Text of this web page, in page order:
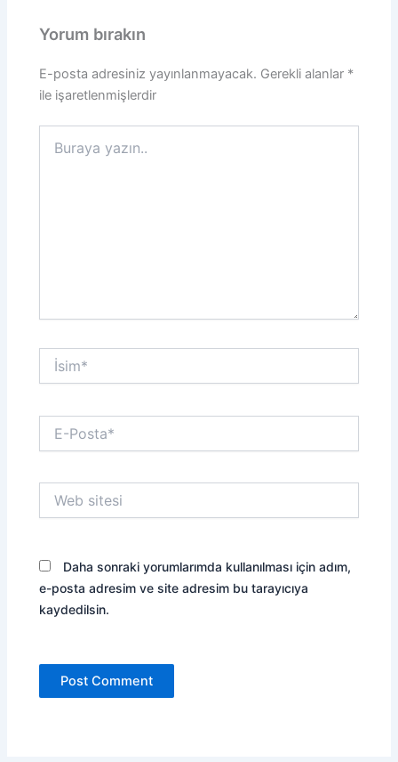
Yorum bırakın
E-posta adresiniz yayınlanmayacak. Gerekli alanlar *
ile işaretlenmişlerdir
yazın..
İsim*
Posta*
sitesi
Daha sonraki yorumlarımda kullanılması için adım,
e-posta adresim ve site adresim bu tarayıcıya
kaydedilsin.